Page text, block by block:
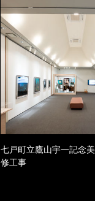
七戸町立鷹山宇一記念
修工事